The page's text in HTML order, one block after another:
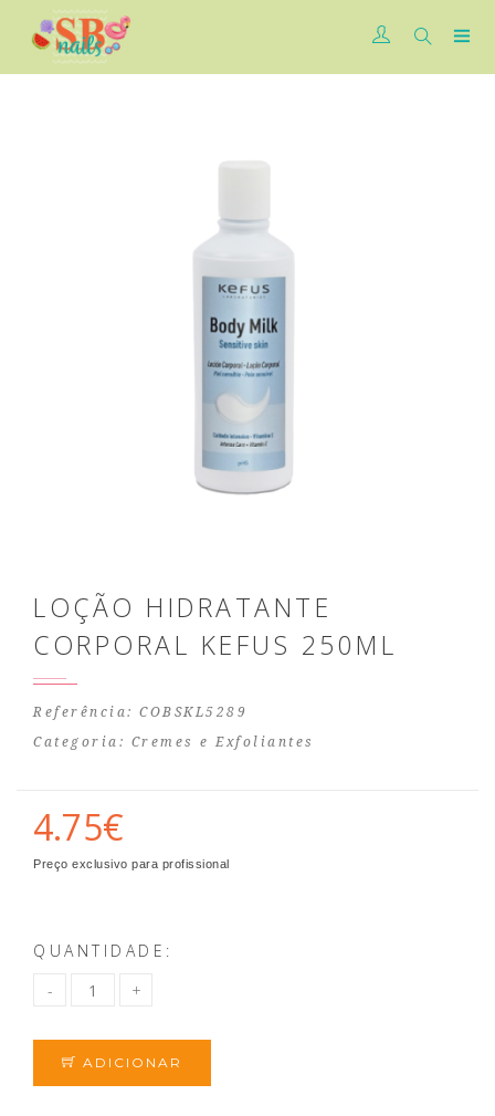
LOÇÃO HIDRATANTE
CORPORAL KEFUS 250ML
Referência: COBSKL5289
Categoria: Cremes e Exfoliantes
4.75€
Preço exclusivo para profissional
QUANTIDADE:
ADICIONAR